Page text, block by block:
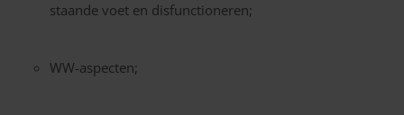
staande voet en disfunctioneren;
WW-aspecten;